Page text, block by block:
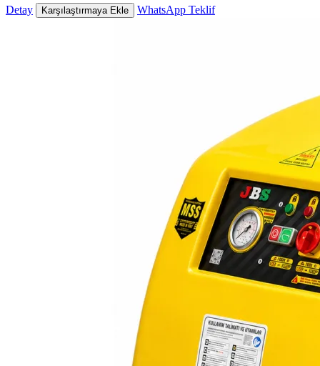
Detay Karşılaştırmaya Ekle WhatsApp Teklif